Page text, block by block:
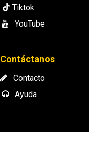
Tiktok
YouTube
Contáctanos
Contacto
Ayuda